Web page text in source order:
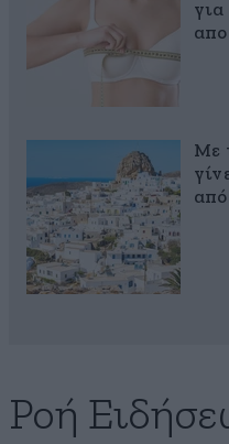
για
Με
Ροή